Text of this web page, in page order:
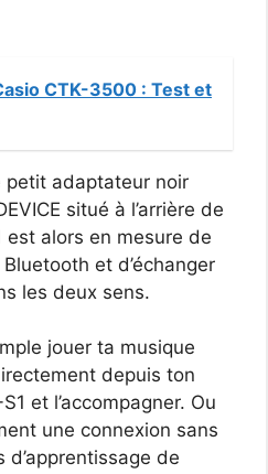
CTK-3500 : Test et
petit adaptateur noir
situé à l’arrière de
est alors en mesure de
et d’échanger
les deux sens.
jouer ta musique
depuis ton
et l’accompagner. Ou
une connexion sans
de